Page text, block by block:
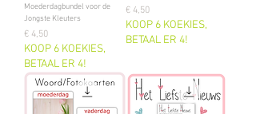
Moederdagbundel voor de
Jongste Kleuters
Prijs
€ 4,50
KOOP 6 KOEKIES,
BETAAL ER 4!
Prijs
€ 4,50
KOOP 6 KOEKIES,
BETAAL ER 4!